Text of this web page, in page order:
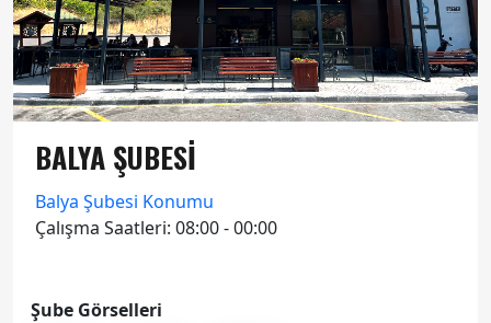
BALYA ŞUBESİ
Balya Şubesi Konumu
Çalışma Saatleri: 08:00 - 00:00
Şube Görselleri